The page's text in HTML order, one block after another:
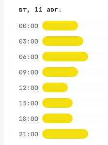
вт, 11 авг.
00:00
03:00
06:00
09:00
12:00
15:00
18:00
21:00